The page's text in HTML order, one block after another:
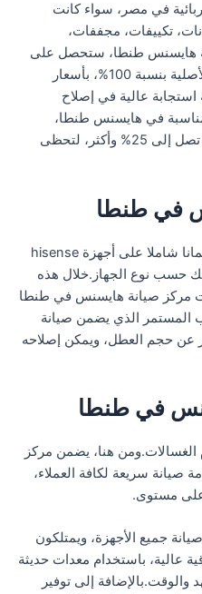
في مصر، سواء كانت
تكييفات، مجففات،
هايسنس طنطا، ستحصل على
الدعم الكامل وتوفير قطع الغيار الأصلية بنسبة 100%، بأسعار
استجابة عالية في إصلاح
مناسبة في هايسنس طنطا،
والاستفادة من خصومات وعروض تصل إلى 25% وأكثر، لتحظى
في طنطا
تمنح توكيل هايسنس في طنطا ضمانا شاملا على أجهزة hisense
حسب نوع الجهاز.خلال هذه
مركز صيانة هايسنس في طنطا
المستمر الذي يضمن صيانة
عن حجم العطل، ويمكن إصلاحه
في طنطا
الغسالات.ومن هنا، يضمن مركز
سريعة لكافة العملاء،
مستوى.
جميع الأجهزة، ويمتلكون
عالية، باستخدام معدات حديثة
إلى توفير